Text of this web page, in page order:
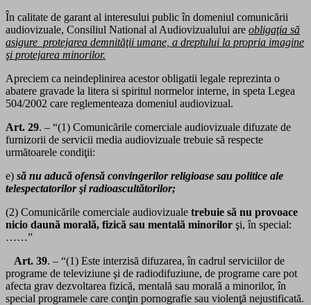
În calitate de garant al interesului public în domeniul comunicării
audiovizuale, Consiliul National al Audiovizualului are obligaţia să
asigure protejarea demnităţii umane, a dreptului la propria imagine
şi protejarea minorilor.
Apreciem ca neindeplinirea acestor obligatii legale reprezinta o
abatere gravade la litera si spiritul normelor interne, in speta Legea
504/2002 care reglementeaza domeniul audiovizual.
Art. 29. – “(1) Comunicările comerciale audiovizuale difuzate de
furnizorii de servicii media audiovizuale trebuie să respecte
următoarele condiţii:
e) să nu aducă ofensă convingerilor religioase sau politice ale
telespectatorilor şi radioascultătorilor;
(2) Comunicările comerciale audiovizuale trebuie să nu provoace
nicio daună morală, fizică sau mentală minorilor şi, în special:
……”
Art. 39. – “(1) Este interzisă difuzarea, în cadrul serviciilor de
programe de televiziune şi de radiodifuziune, de programe care pot
afecta grav dezvoltarea fizică, mentală sau morală a minorilor, în
special programele care conţin pornografie sau violenţă nejustificată.